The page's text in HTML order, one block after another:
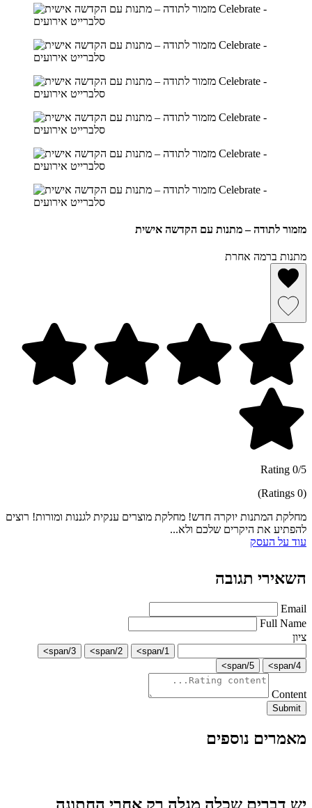
מזמור לתודה – מתנות עם הקדשה אישית
מתנות ברמה אחרת
הסרה מרשימת מועדפים
שמירה ברשימת מועדפים
0/5 Rating
(0 Ratings)
מחלקת המתנות יוקרה חדש! מחלקת מוצרים ענקית לגננות ומורות! רוצים
להפתיע את היקרים שלכם ולא...
עוד על העסק
השאירי תגובה
Email
Full Name
ציון
1/span>
2/span>
3/span>
4/span>
5/span>
Content
Submit
מאמרים נוספים
יש דברים שכלה מגלה רק אחרי החתונה